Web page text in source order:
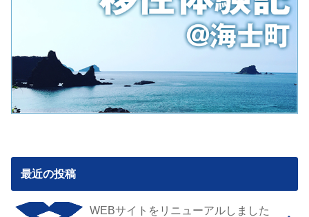
最近の投稿
WEBサイトをリニューアルしました